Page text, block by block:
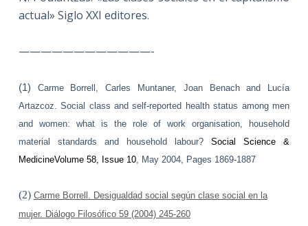
actual» Siglo XXI editores.
————————————-
(1) Carme Borrell, Carles Muntaner, Joan Benach and Lucía
Artazcoz. Social class and self-reported health status among men
and women: what is the role of work organisation, household
material standards and household labour?Social Science &
MedicineVolume 58, Issue 10, May 2004, Pages 1869-1887
(2) Carme Borrell. Desigualdad social según clase social en la
mujer. Diálogo Filosófico 59 (2004) 245-260